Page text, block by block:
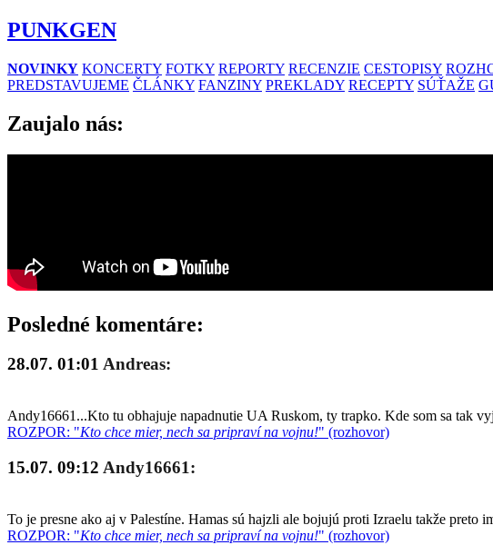
PUNKGEN
NOVINKY KONCERTY FOTKY REPORTY RECENZIE CESTOPISY
PREDSTAVUJEME ČLÁNKY FANZINY PREKLADY RECEPTY SÚŤAŽE
Zaujalo nás:
Posledné komentáre:
28.07. 01:01 Andreas:
Andy16661...Kto tu obhajuje napadnutie UA Ruskom, ty trapko. Kde som sa tak
ROZPOR: "Kto chce mier, nech sa pripraví na vojnu!" (rozhovor)
15.07. 09:12 Andy16661:
To je presne ako aj v Palestíne. Hamas sú hajzli ale bojujú proti Izraelu takže
ROZPOR: "Kto chce mier, nech sa pripraví na vojnu!" (rozhovor)